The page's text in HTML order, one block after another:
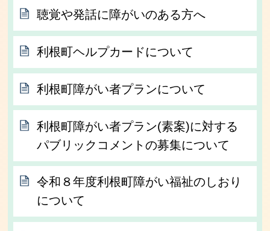
聴覚や発話に障がいのある方へ
利根町ヘルプカードについて
利根町障がい者プランについて
利根町障がい者プラン(素案)に対する
パブリックコメントの募集について
令和８年度利根町障がい福祉のしおり
について